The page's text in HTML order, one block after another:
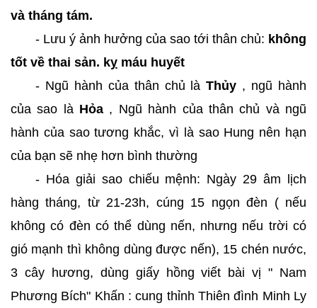
và tháng tám.
- Lưu ý ảnh hưởng của sao tới thân chủ: không
tốt về thai sản. kỵ máu huyết
- Ngũ hành của thân chủ làThủy , ngũ hành
của sao là Hỏa , Ngũ hành của thân chủ và ngũ
hành của sao tương khắc, vì là sao Hung nên hạn
của bạn sẽ nhẹ hơn bình thường
- Hóa giải sao chiếu mệnh: Ngày 29 âm lịch
hàng tháng, từ 21-23h, cúng 15 ngọn đèn ( nếu
không có đèn có thể dùng nến, nhưng nếu trời có
gió mạnh thì không dùng được nến), 15 chén nước,
3 cây hương, dùng giấy hồng viết bài vị " Nam
Phương Bích" Khấn : cung thỉnh Thiên đình Minh Ly